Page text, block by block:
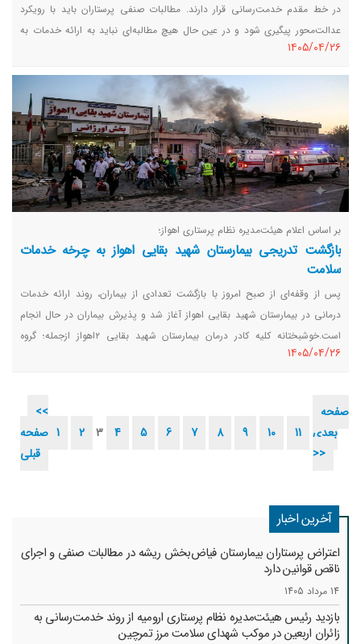
در خط مقدم خدمت‌رسانی قرار دارند. مطالبات صنفی پرستاران باید با رویکرد
عدالت‌محور پیگیری شود و در عین حال هیچ مطالبه‌ای نباید به ارائه خدمات به
بیماران لطمه وارد کند.
١٤٠٥/٠٤/٢٦
بر اساس اعلام هیئت‌مدیره نظام پرستاری اهواز؛
بازگشت تدریجی بیمارستان شهید بقایی اهواز به چرخه خدمات
سلامت
پس از وقفه‌ای از صبح امروز با بازگشت تعدادی از بیماران، روند ارائه خدمات
درمانی در بیمارستان شهید بقایی اهواز آغاز شد و پذیرش بیماران در حال انجام
است.خوشبختانه کلیه کادر درمان بیمارستان شهید بقایی ۲اهواز ازجمله؛ گروه
پرستاری که به هنگام وقوع حمله آمریکا در این مرکز کشیک بودند دچار هیچگونه
١٤٠٥/٠٤/٢٦
<<
صفحه
قبلی
1 2 3 4 5 6 7 8 9 10 11
صفحه
بعدی
>>
آخرین اخبار
اعتراض پرستاران بیمارستان فیاض‌بخش ریشه در مطالبات صنفی و اجرای
ناقص قوانین دارد
14 مرداد 1405
بازدید رئیس هیئت‌مدیره نظام پرستاری ارومیه از روند خدمت‌رسانی به
زائران اربعین در موکب شهدای سلامت مرز تمرچین